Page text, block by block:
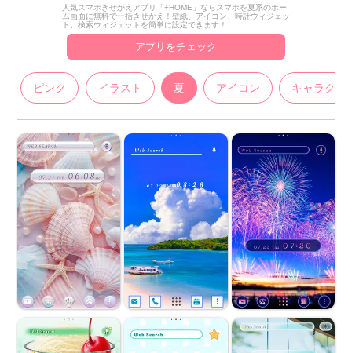
人気スマホきせかえアプリ「+HOME」ならスマホを夏系のホー
ム画面に無料で一括きせかえ！壁紙、アイコン、時計ウィジェッ
ト、検索ウィジェットを簡単に設定できます！
アプリをチェック
ピンク イラスト 夏 アイコン キャラクタ